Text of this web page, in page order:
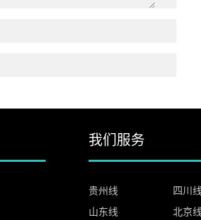
我们服务
贵州线
四川
山东线
北京